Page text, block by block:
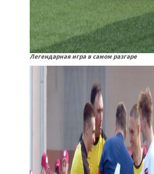
Легендарная игра в самом разгаре